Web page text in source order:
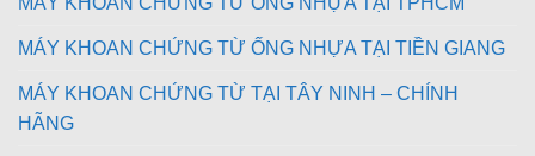
MÁY KHOAN CHỨNG TỪ ỐNG NHỰA TẠI TIỀN GIANG
MÁY KHOAN CHỨNG TỪ TẠI TÂY NINH – CHÍNH
HÃNG